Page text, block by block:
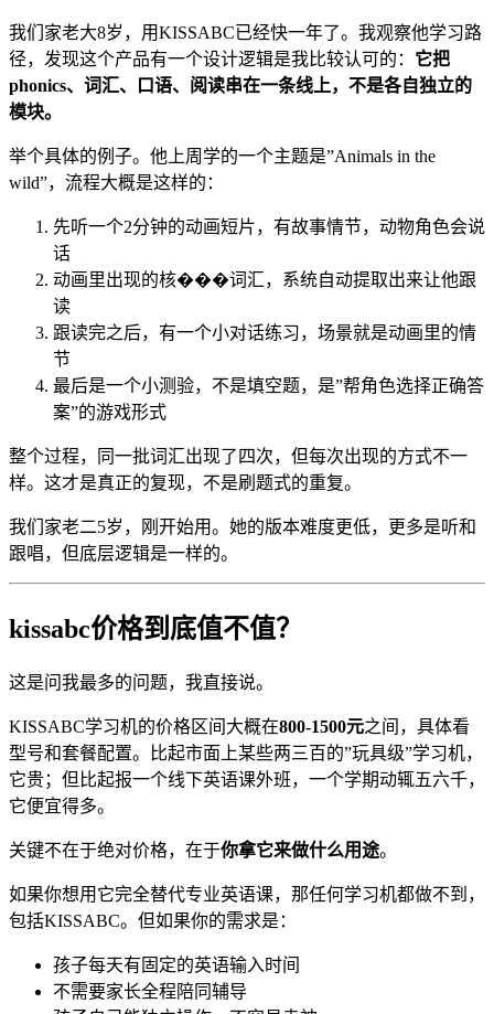
我们家老大8岁，用KISSABC已经快一年了。我观察他学习路
径，发现这个产品有一个设计逻辑是我比较认可的： 它把
phonics、词汇、口语、阅读串在一条线上，不是各自独立的
模块。
举个具体的例子。他上周学的一个主题是”Animals in the
wild”，流程大概是这样的：
先听一个2分钟的动画短片，有故事情节，动物角色会说
话
动画里出现的核���词汇，系统自动提取出来让他跟
读
跟读完之后，有一个小对话练习，场景就是动画里的情
节
最后是一个小测验，不是填空题，是”帮角色选择正确答
案”的游戏形式
整个过程，同一批词汇出现了四次，但每次出现的方式不一
样。这才是真正的复现，不是刷题式的重复。
我们家老二5岁，刚开始用。她的版本难度更低，更多是听和
跟唱，但底层逻辑是一样的。
kissabc价格到底值不值？
这是问我最多的问题，我直接说。
KISSABC学习机的价格区间大概在800-1500元之间，具体看
型号和套餐配置。比起市面上某些两三百的”玩具级”学习机，
它贵；但比起报一个线下英语课外班，一个学期动辄五六千，
它便宜得多。
关键不在于绝对价格，在于你拿它来做什么用途。
如果你想用它完全替代专业英语课，那任何学习机都做不到，
包括KISSABC。但如果你的需求是：
孩子每天有固定的英语输入时间
不需要家长全程陪同辅导